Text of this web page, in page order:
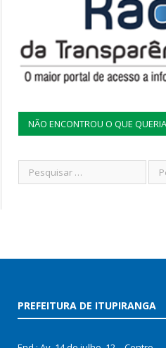
NÃO ENCONTROU O QUE
PREFEITURA DE ITUPIRANGA